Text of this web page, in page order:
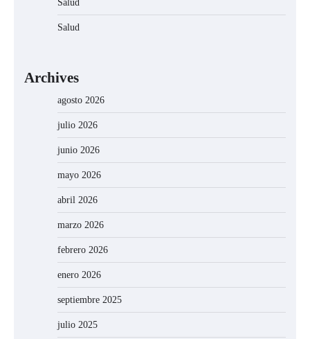
Salud
Salud
Archives
agosto 2026
julio 2026
junio 2026
mayo 2026
abril 2026
marzo 2026
febrero 2026
enero 2026
septiembre 2025
julio 2025